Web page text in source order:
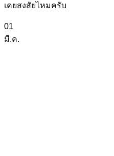
เคยสงสัยไหมครับ
01
มี.ค.